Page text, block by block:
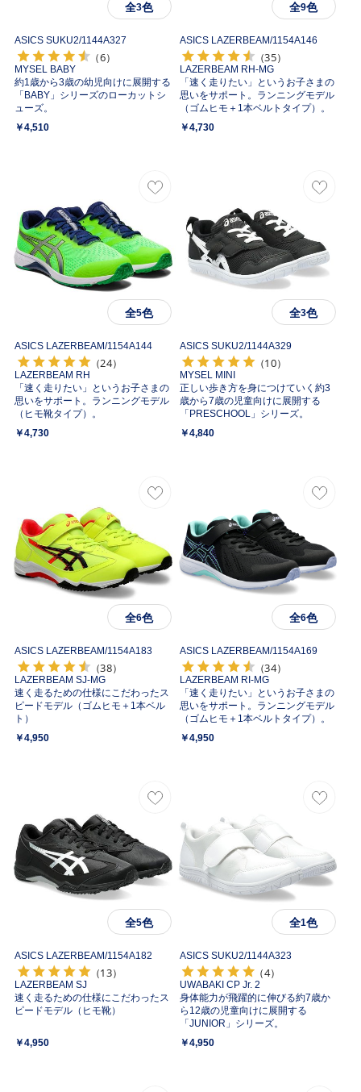
全3色
ASICS SUKU2/1144A327
（6）
MYSEL BABY
約1歳から3歳の幼児向けに展開する
「BABY」シリーズのローカットシ
ューズ。
￥4,510
全9色
ASICS LAZERBEAM/1154A146
（35）
LAZERBEAM RH-MG
「速く走りたい」というお子さまの
思いをサポート。ランニングモデル
（ゴムヒモ＋1本ベルトタイプ）。
￥4,730
全5色
ASICS LAZERBEAM/1154A144
（24）
LAZERBEAM RH
「速く走りたい」というお子さまの
思いをサポート。ランニングモデル
（ヒモ靴タイプ）。
￥4,730
全3色
ASICS SUKU2/1144A329
（10）
MYSEL MINI
正しい歩き方を身につけていく約3
歳から7歳の児童向けに展開する
「PRESCHOOL」シリーズ。
￥4,840
全6色
ASICS LAZERBEAM/1154A183
（38）
LAZERBEAM SJ-MG
速く走るための仕様にこだわったス
ピードモデル（ゴムヒモ＋1本ベル
ト）
￥4,950
全6色
ASICS LAZERBEAM/1154A169
（34）
LAZERBEAM RI-MG
「速く走りたい」というお子さまの
思いをサポート。ランニングモデル
（ゴムヒモ＋1本ベルトタイプ）。
￥4,950
全5色
ASICS LAZERBEAM/1154A182
（13）
LAZERBEAM SJ
速く走るための仕様にこだわったス
ピードモデル（ヒモ靴）
￥4,950
全1色
ASICS SUKU2/1144A323
（4）
UWABAKI CP Jr. 2
身体能力が飛躍的に伸びる約7歳か
ら12歳の児童向けに展開する
「JUNIOR」シリーズ。
￥4,950